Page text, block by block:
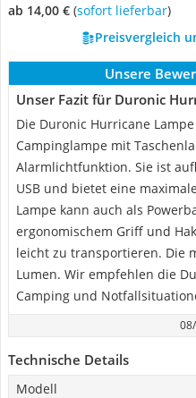
ab 14,00 € ( Sofort lieferbar)
Preisvergleich
Unsere
Unser Fazit für Duronic
Die Duronic Hurricane
Campinglampe mit
Alarmlichtfunktion. Sie ist
USB und bietet eine
Lampe kann auch als
ergonomischem Griff und
leicht zu transportieren. Die
Lumen. Wir empfehlen die
Camping und
Technische Details
Modell